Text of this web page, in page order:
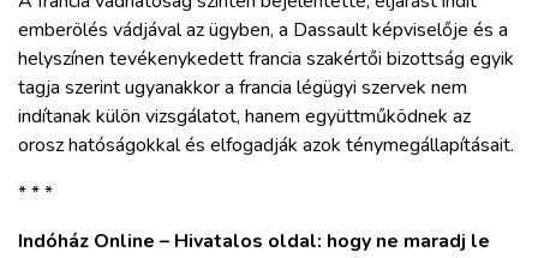
emberölés vádjával az ügyben, a Dassault képviselője és a
helyszínen tevékenykedett francia szakértői bizottság egyik
tagja szerint ugyanakkor a francia légügyi szervek nem
indítanak külön vizsgálatot, hanem együttműködnek az
orosz hatóságokkal és elfogadják azok ténymegállapításait.
* * *
Indóház Online – Hivatalos oldal: hogy ne maradj le